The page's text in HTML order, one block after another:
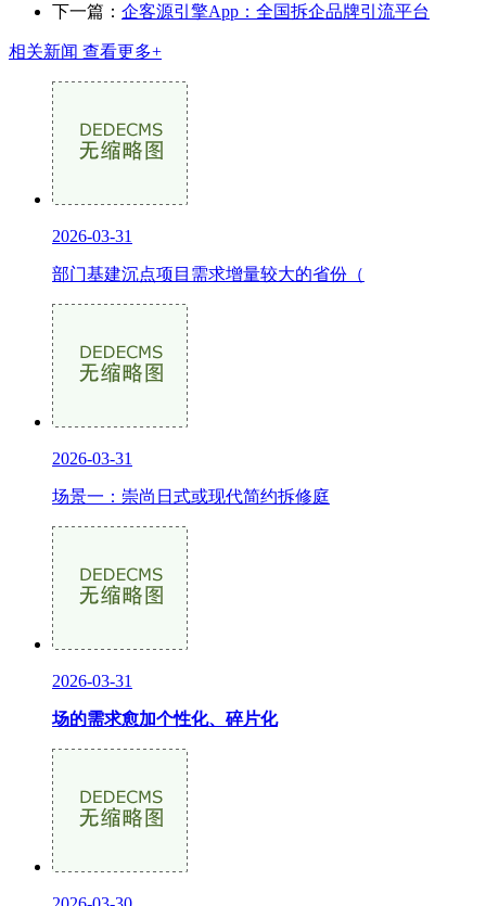
下一篇： 企客源引擎App：全国拆企品牌引流平台
相关新闻 查看更多+
2026-03-31
部门基建沉点项目需求增量较大的省份（
2026-03-31
场景一：崇尚日式或现代简约拆修庭
2026-03-31
场的需求愈加个性化、碎片化